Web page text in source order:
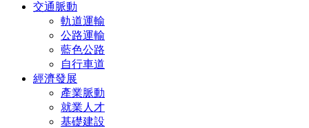
交通脈動
軌道運輸
公路運輸
藍色公路
自行車道
經濟發展
產業脈動
就業人才
基礎建設